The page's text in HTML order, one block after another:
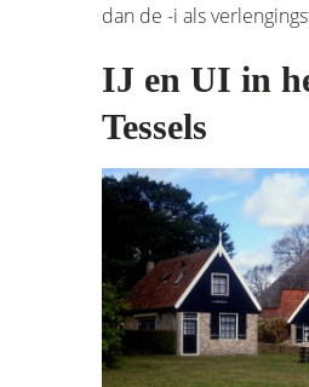
dan de -i als
IJ en UI in
Tessels